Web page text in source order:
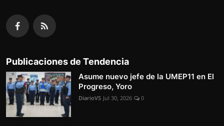
Publicaciones de Tendencia
Asume nuevo jefe de la UMEP11 en El
Progreso, Yoro
DiarioVS Jul 30, 2026 0